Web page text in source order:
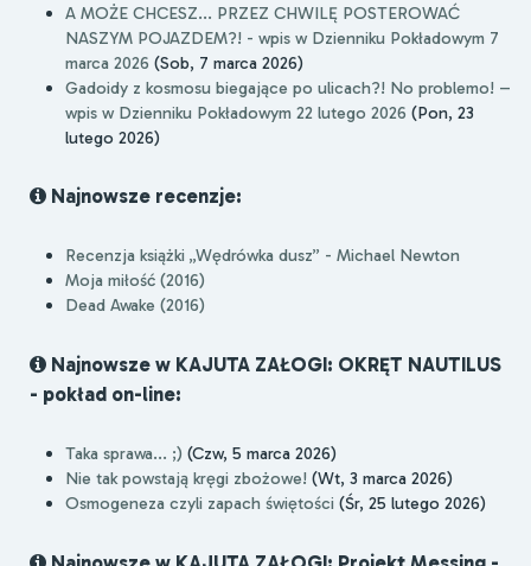
A MOŻE CHCESZ... PRZEZ CHWILĘ POSTEROWAĆ
NASZYM POJAZDEM?! - wpis w Dzienniku Pokładowym 7
marca 2026 (Sob, 7 marca 2026)
Gadoidy z kosmosu biegające po ulicach?! No problemo! –
wpis w Dzienniku Pokładowym 22 lutego 2026 (Pon, 23
lutego 2026)
Najnowsze recenzje:
Recenzja książki „Wędrówka dusz” - Michael Newton
Moja miłość (2016)
Dead Awake (2016)
Najnowsze w KAJUTA ZAŁOGI: OKRĘT NAUTILUS
- pokład on-line:
Taka sprawa... ;) (Czw, 5 marca 2026)
Nie tak powstają kręgi zbożowe! (Wt, 3 marca 2026)
Osmogeneza czyli zapach świętości (Śr, 25 lutego 2026)